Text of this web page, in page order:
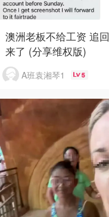
澳洲老板不给工资 追回
来了 (分享维权版)
A班袁湘琴1 5